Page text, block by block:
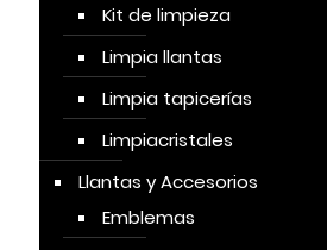
Kit de limpieza
Limpia llantas
Limpia tapicerías
Limpiacristales
Llantas y Accesorios
Emblemas